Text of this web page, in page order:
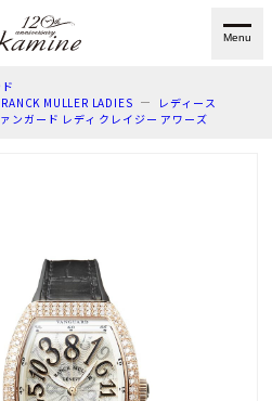
Menu
MULLER LADIES
レディース
ンガード レディ クレイジー アワーズ